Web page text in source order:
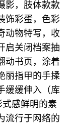
影，肢体款款
饰彩蛋，色彩
动物特写，收
启关闭档案抽
动书页，涂着
丽指甲的手揉
缓缓伸入（库
式感鲜明的素
流行于网络的